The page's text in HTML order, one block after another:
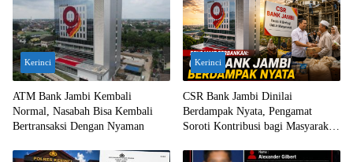
Kerinci
ATM Bank Jambi Kembali
Normal, Nasabah Bisa Kembali
Bertransaksi Dengan Nyaman
Kerinci
CSR Bank Jambi Dinilai
Berdampak Nyata, Pengamat
Soroti Kontribusi bagi Masyarakat